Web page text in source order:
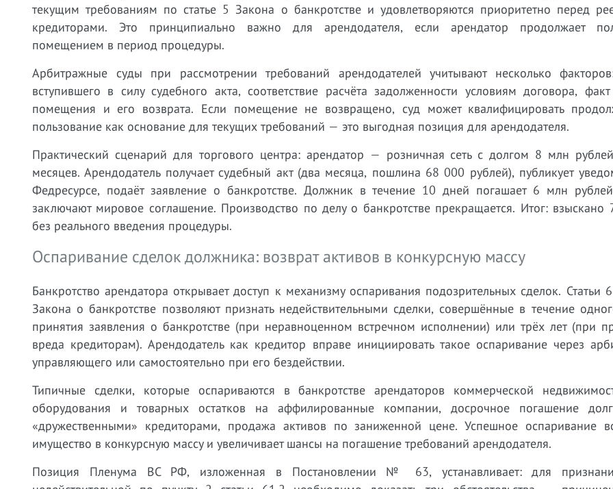
текущим требованиям по статье 5 Закона о банкротстве и удовлетворяются приоритетно перед
кредиторами. Это принципиально важно для арендодателя, если арендатор продолжает
помещением в период процедуры.
Арбитражные суды при рассмотрении требований арендодателей учитывают несколько
вступившего в силу судебного акта, соответствие расчёта задолженности условиям договора,
помещения и его возврата. Если помещение не возвращено, суд может квалифицировать
пользование как основание для текущих требований — это выгодная позиция для арендодателя.
Практический сценарий для торгового центра: арендатор — розничная сеть с долгом 8 млн
месяцев. Арендодатель получает судебный акт (два месяца, пошлина 68 000 рублей), публикует
Федресурсе, подаёт заявление о банкротстве. Должник в течение 10 дней погашает 6 млн
заключают мировое соглашение. Производство по делу о банкротстве прекращается. Итог: взыскано
без реального введения процедуры.
Оспаривание сделок должника: возврат активов в конкурсную массу
Банкротство арендатора открывает доступ к механизму оспаривания подозрительных сделок. Статьи
Закона о банкротстве позволяют признать недействительными сделки, совершённые в течение
принятия заявления о банкротстве (при неравноценном встречном исполнении) или трёх лет (при
вреда кредиторам). Арендодатель как кредитор вправе инициировать такое оспаривание через
управляющего или самостоятельно при его бездействии.
Типичные сделки, которые оспариваются в банкротстве арендаторов коммерческой
оборудования и товарных остатков на аффилированные компании, досрочное погашение
«дружественными» кредиторами, продажа активов по заниженной цене. Успешное оспаривание
имущество в конкурсную массу и увеличивает шансы на погашение требований арендодателя.
Позиция Пленума ВС РФ, изложенная в Постановлении № 63, устанавливает: для